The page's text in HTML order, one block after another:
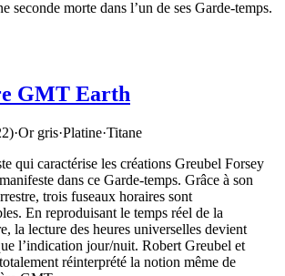
seconde morte dans l’un de ses Garde-temps.
GMT Earth
·Or gris·Platine·Titane
qui caractérise les créations Greubel Forsey
dans ce Garde-temps. Grâce à son
trois fuseaux horaires sont
En reproduisant le temps réel de la
la lecture des heures universelles devient
l’indication jour/nuit. Robert Greubel et
réinterprété la notion même de